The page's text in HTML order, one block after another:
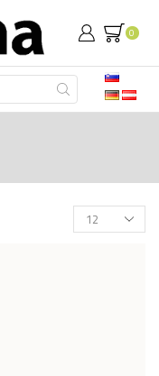
0
Products
per